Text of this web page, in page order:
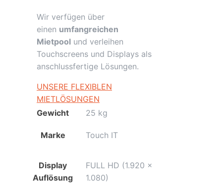
Wir verfügen über
einen umfangreichen
Mietpool und verleihen
Touchscreens und Displays als
anschlussfertige Lösungen.
UNSERE FLEXIBLEN
MIETLÖSUNGEN
Gewicht
25 kg
Marke Touch IT
Display
Auflösung
FULL HD (1.920 x
1.080)